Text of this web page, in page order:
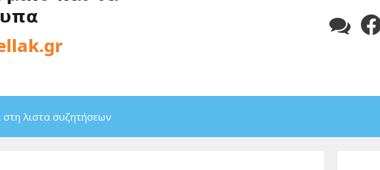
στη λιστα συζητήσεων